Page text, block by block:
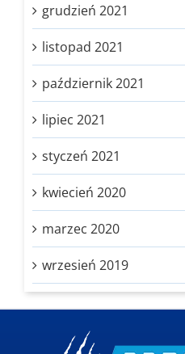
grudzień 2021
listopad 2021
październik 2021
lipiec 2021
styczeń 2021
kwiecień 2020
marzec 2020
wrzesień 2019